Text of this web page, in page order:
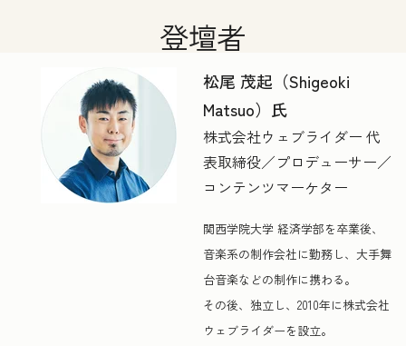
登壇者
松尾 茂起（Shigeoki
Matsuo）氏
株式会社ウェブライダー 代
表取締役／プロデューサー／
コンテンツマーケター
関西学院大学 経済学部を卒業後、
音楽系の制作会社に勤務し、大手舞
台音楽などの制作に携わる。
その後、独立し、2010年に株式会社
ウェブライダーを設立。